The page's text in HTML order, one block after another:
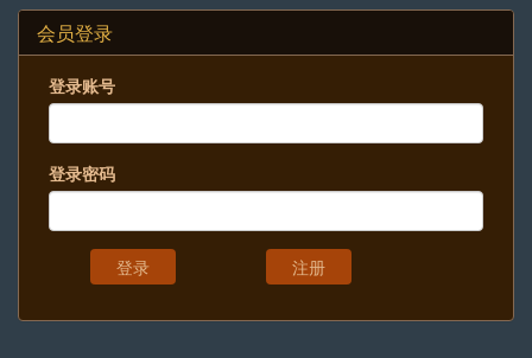
会员登录
登录账号
登录密码
注册